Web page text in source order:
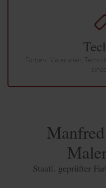
Farben, Materialien,
Staatl. geprüfter